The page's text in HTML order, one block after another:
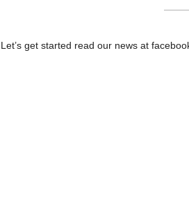
Let’s get started read our news at